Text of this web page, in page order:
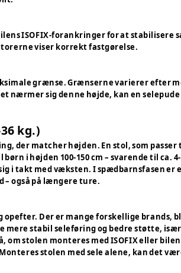
ISOFIX-forankringer for at stabilisere
viser korrekt fastgørelse.
grænse. Grænserne varierer efter
nærmer sig denne højde, kan en
kg.)
der matcher højden. En stol, som
i højden 100-150 cm – svarende til ca.
i takt med væksten. I spædbarnsfasen er
– også på længere ture.
Der er mange forskellige brands,
stabil seleføring og bedre støtte,
stolen monteres med ISOFIX eller
stolen med sele alene, kan det